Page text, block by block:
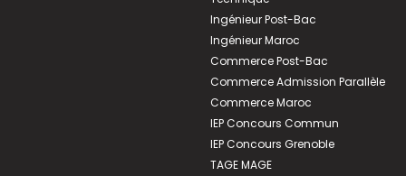
Ingénieur Post-Bac
Ingénieur Maroc
Commerce Post-Bac
Commerce Admission Parallèle
Commerce Maroc
IEP Concours Commun
IEP Concours Grenoble
TAGE MAGE